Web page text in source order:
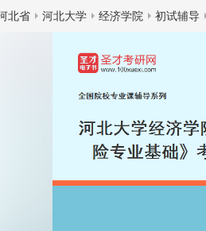
北省 河北大学 经济学院 初试辅导